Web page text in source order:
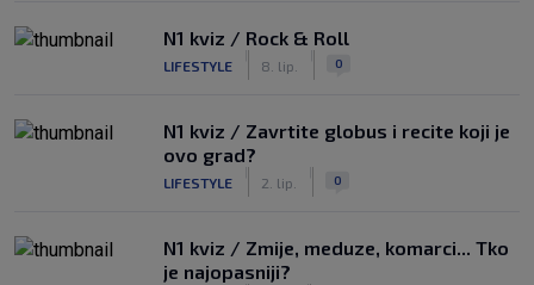
N1 kviz / Rock & Roll
LIFESTYLE 8. lip. 0
N1 kviz / Zavrtite globus i recite koji je
ovo grad?
LIFESTYLE 2. lip. 0
N1 kviz / Zmije, meduze, komarci... Tko
je najopasniji?